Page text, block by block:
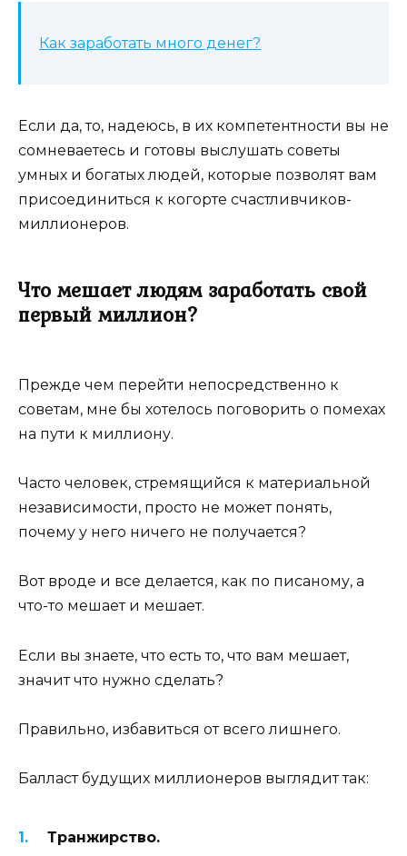
Как заработать много денег?
Если да, то, надеюсь, в их компетентности вы не
сомневаетесь и готовы выслушать советы
умных и богатых людей, которые позволят вам
присоединиться к когорте счастливчиков-
миллионеров.
Что мешает людям заработать свой
первый миллион?
Прежде чем перейти непосредственно к
советам, мне бы хотелось поговорить о помехах
на пути к миллиону.
Часто человек, стремящийся к материальной
независимости, просто не может понять,
почему у него ничего не получается?
Вот вроде и все делается, как по писаному, а
что-то мешает и мешает.
Если вы знаете, что есть то, что вам мешает,
значит что нужно сделать?
Правильно, избавиться от всего лишнего.
Балласт будущих миллионеров выглядит так:
Транжирство.